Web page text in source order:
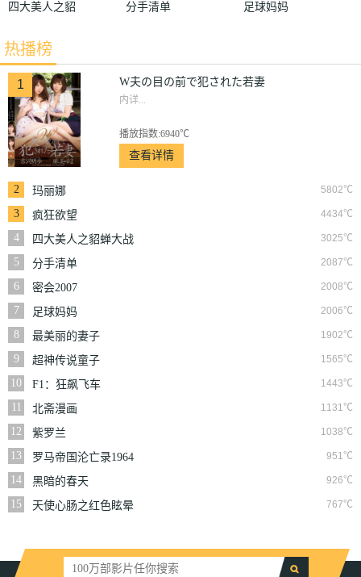
四大美人之貂
分手清单 足球妈妈
热播榜
1 W夫の目の前で犯された若妻
内详...
播放指数:6940℃
查看详情
2 5802℃
玛丽娜
3
4434℃
疯狂欲望
4
3025℃
四大美人之貂蝉大战
丧尸
5 2087℃
分手清单
6
2008℃
密会2007
7
2006℃
足球妈妈
8
1902℃
最美丽的妻子
9
1565℃
超神传说童子
10
1443℃
F1：狂飙飞车
11
1131℃
北斋漫画
12
1038℃
紫罗兰
13
951℃
罗马帝国沦亡录1964
14
926℃
黑暗的春天
15
767℃
天使心肠之红色眩晕